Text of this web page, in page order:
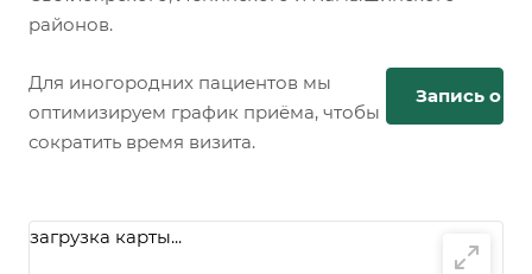
районов.
Для иногородних пациентов мы
оптимизируем график приёма, чтобы
сократить время визита.
Запись
загрузка карты...